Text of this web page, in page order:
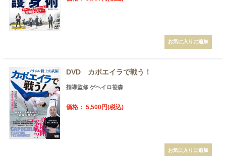
DVD カポエイラで戦う！
指導監修 ゲヘイロ笹森
価格： 5,500円(税込)